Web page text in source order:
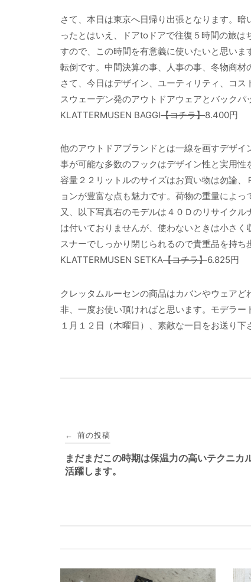
さて、本日は東京へ日帰り出張となります。
ったとはいえ、ドアtoドアで往復５時間の旅
すので、この時間を有意義に使いたいと思い
転倒です。中間決算の事、人事の事、冬物商材
さて、今日はデザイン、ユーティリティ、コス
スウェーデン発のアウトドアウェアとバックパ
KLATTERMUSEN BAGGI【コチラ】8.400円
他のアウトドアブランドとは一線を画すデザ
事が可能な多数のフックはデザイン性と実用性
容量２２リットルのサイズはお買い物は勿論
ョンが豊富な点も魅力です。荷物の重量によっ
又、以下写真右のモデルは４０Ｄのリサイク
は付いておりませんが、使わないときは小さ
スナーでしっかり閉じられるので貴重品を持ち
KLATTERMUSEN SETKA【コチラ】6.825円
クレッタムルーセンの商品はカバンやウェア
非、一度お使い頂ければと思います。モデラー
１月１２日（木曜日）、素敵な一日をお送り下
稿
ナ
シ
← 前の投稿
まだまだこの時期は保温力の高いテクニカ
活躍します。